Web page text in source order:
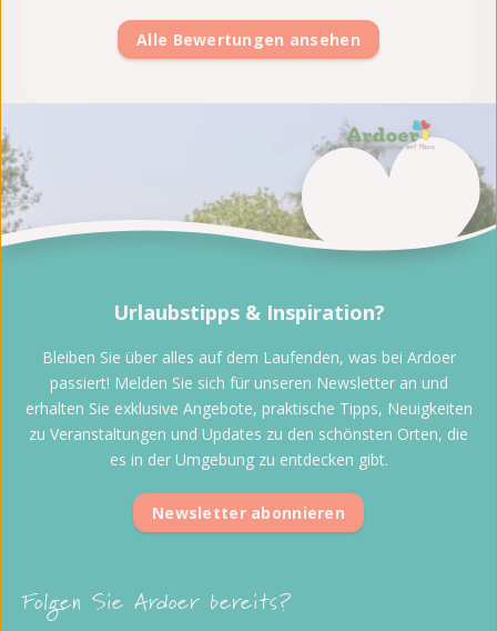
Alle Bewertungen ansehen
Folgen Sie Ardoer bereits?
Urlaubstipps & Inspiration?
Bleiben Sie über alles auf dem Laufenden, was bei Ardoer
passiert! Melden Sie sich für unseren Newsletter an und
erhalten Sie exklusive Angebote, praktische Tipps, Neuigkeiten
zu Veranstaltungen und Updates zu den schönsten Orten, die
es in der Umgebung zu entdecken gibt.
Newsletter abonnieren